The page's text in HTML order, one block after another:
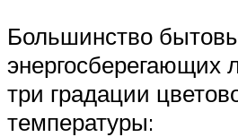
Большинство
энергосберегающих
три градации
температуры: